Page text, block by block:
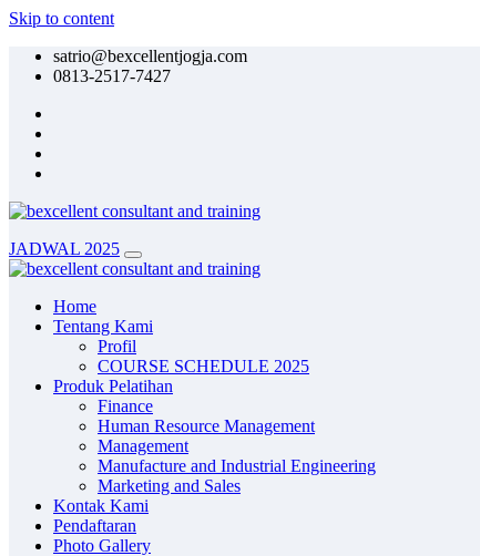
Skip to content
satrio@bexcellentjogja.com
0813-2517-7427
JADWAL 2025
Home
Tentang Kami
Profil
COURSE SCHEDULE 2025
Produk Pelatihan
Finance
Human Resource Management
Management
Manufacture and Industrial Engineering
Marketing and Sales
Kontak Kami
Pendaftaran
Photo Gallery